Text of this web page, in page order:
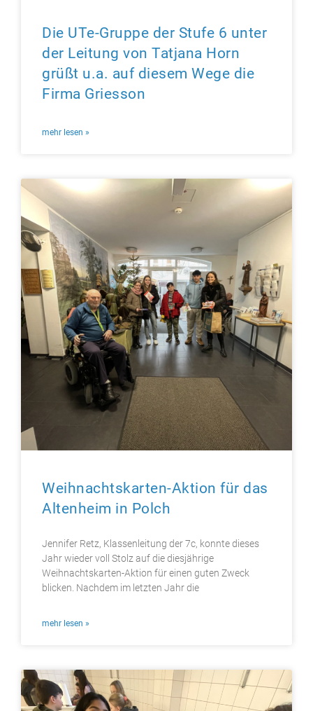
Die UTe-Gruppe der Stufe 6 unter
der Leitung von Tatjana Horn
grüßt u.a. auf diesem Wege die
Firma Griesson
mehr lesen »
Weihnachtskarten-Aktion für das
Altenheim in Polch
Jennifer Retz, Klassenleitung der 7c, konnte dieses
Jahr wieder voll Stolz auf die diesjährige
Weihnachtskarten-Aktion für einen guten Zweck
blicken. Nachdem im letzten Jahr die
mehr lesen »